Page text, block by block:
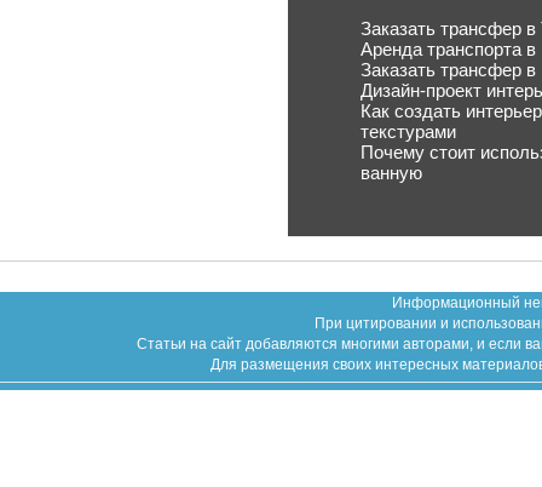
Заказать трансфер
Аренда транспорта
Заказать трансфер
Дизайн-проект
Как создать
текстурами
Почему стоит
ванную
Информационный
При цитировании и
Статьи на сайт добавляются многими авторами, и если
Для размещения своих интересных